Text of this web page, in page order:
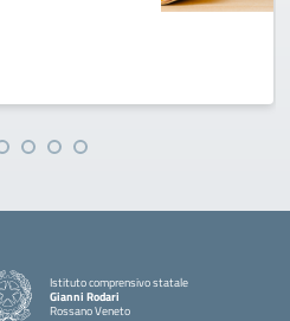
Istituto comprensivo statale
Gianni Rodari
Rossano Veneto